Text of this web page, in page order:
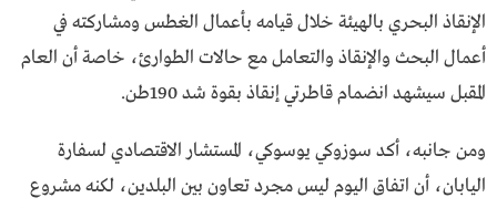
الإنقاذ البحري بالهيئة خلال قيامه بأعمال الغطس ومشاركته في
أعمال البحث والإنقاذ والتعامل مع حالات الطوارئ، خاصة أن العام
المقبل سيشهد انضمام قاطرتي إنقاذ بقوة شد 190طن.
ومن جانبه، أكد سوزوكي يوسوكي، المستشار الاقتصادي لسفارة
اليابان، أن اتفاق اليوم ليس مجرد تعاون بين البلدين، لكنه مشروع